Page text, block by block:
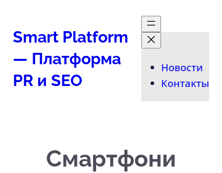
содержимому
Smart Platform
— Платформа
PR и SEO
Новости
Контакты
Смартфони